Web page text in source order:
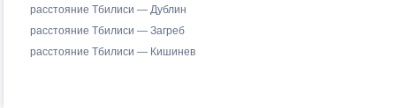
расстояние Тбилиси — Дублин
расстояние Тбилиси — Загреб
расстояние Тбилиси — Кишинев